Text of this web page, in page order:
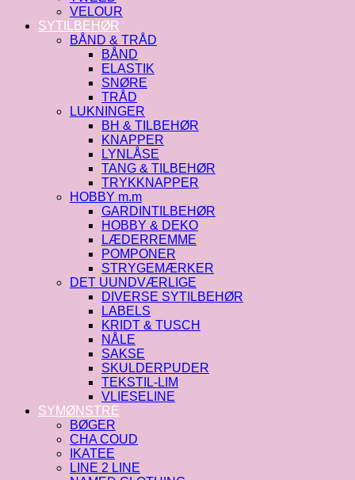
VELOUR
SYTILBEHØR
BÅND & TRÅD
BÅND
ELASTIK
SNØRE
TRÅD
LUKNINGER
BH & TILBEHØR
KNAPPER
LYNLÅSE
TANG & TILBEHØR
TRYKKNAPPER
HOBBY m.m
GARDINTILBEHØR
HOBBY & DEKO
LÆDERREMME
POMPONER
STRYGEMÆRKER
DET UUNDVÆRLIGE
DIVERSE SYTILBEHØR
LABELS
KRIDT & TUSCH
NÅLE
SAKSE
SKULDERPUDER
TEKSTIL-LIM
VLIESELINE
SYMØNSTRE
BØGER
CHA COUD
IKATEE
LINE 2 LINE